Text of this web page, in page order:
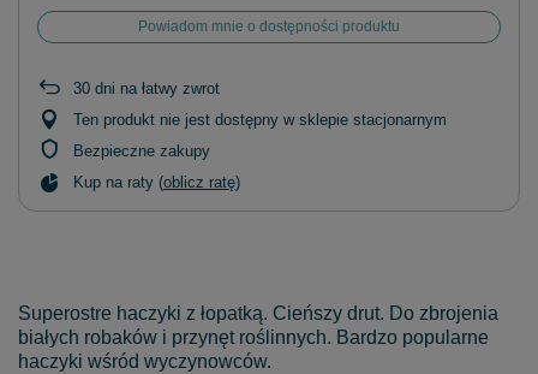
Powiadom mnie o dostępności produktu
30 dni na łatwy zwrot
Ten produkt nie jest dostępny w sklepie stacjonarnym
Bezpieczne zakupy
Kup na raty (oblicz ratę)
Superostre haczyki z łopatką. Cieńszy drut. Do zbrojenia
białych robaków i przynęt­ roślinnych. Bardzo popularne
haczyki wśród wyczynowców.